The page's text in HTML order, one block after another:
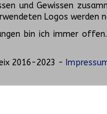
und Gewissen
Logos werden
bin ich immer
2016-2023 -